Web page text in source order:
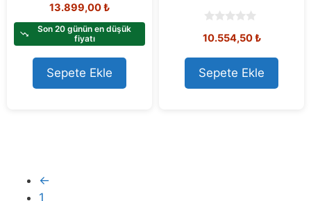
o
t
f
5
13.899,00₺
Son 20 günün en düşük
fiyatı
Sepete Ekle
o
t
o
f
5
10.554,50₺
Sepete Ekle
←
1